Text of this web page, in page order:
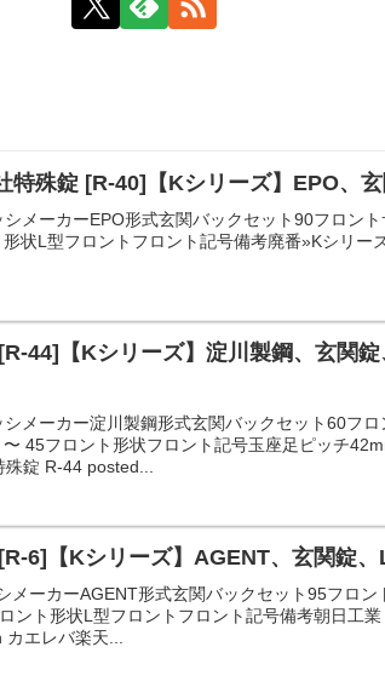
特殊錠 [R-40]【Kシリーズ】EPO、
メーカーEPO形式玄関バックセット90フロン
状L型フロントフロント記号備考廃番»Kシリー
44]【Kシリーズ】淀川製鋼、玄関
メーカー淀川製鋼形式玄関バックセット60フ
45フロント形状フロント記号玉座足ピッチ
殊錠 R-44 posted...
6]【Kシリーズ】AGENT、玄関錠、
メーカーAGENT形式玄関バックセット95フロ
ント形状L型フロントフロント記号備考朝日工
エレバ楽天...